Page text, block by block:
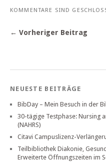
KOMMENTARE SIND
← Vorheriger Beitrag
NEUESTE BEITRÄGE
BibDay – Mein Besuch in der
30-tägige Testphase: Nursing
(NAHRS)
Citavi Campuslizenz-
Teilbibliothek Diakonie,
Erweiterte Öffnungszeiten im